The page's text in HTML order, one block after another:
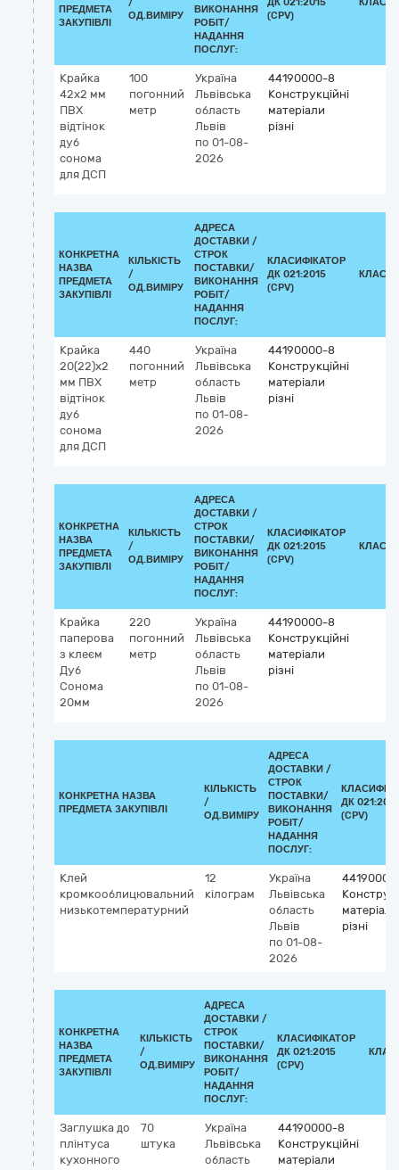
ПРЕДМЕТА
ЗАКУПІВЛІ
ОД.ВИМІРУ
ВИКОНАННЯ
РОБІТ/
НАДАННЯ
ПОСЛУГ:
(CPV)
Крайка
42х2 мм
ПВХ
відтінок
дуб
сонома
для ДСП
100
погонний
метр
Україна
Львівська
область
Львів
по 01-08-
2026
44190000-8
Конструкційні
матеріали
різні
КОНКРЕТНА
НАЗВА
ПРЕДМЕТА
ЗАКУПІВЛІ
КІЛЬКІСТЬ
/
ОД.ВИМІРУ
АДРЕСА
ДОСТАВКИ /
СТРОК
ПОСТАВКИ/
ВИКОНАННЯ
РОБІТ/
НАДАННЯ
ПОСЛУГ:
КЛАСИФІКАТОР
ДК 021:2015
(CPV)
Крайка
20(22)х2
мм ПВХ
відтінок
дуб
сонома
для ДСП
440
погонний
метр
Україна
Львівська
область
Львів
по 01-08-
2026
44190000-8
Конструкційні
матеріали
різні
КОНКРЕТНА
НАЗВА
ПРЕДМЕТА
ЗАКУПІВЛІ
КІЛЬКІСТЬ
/
ОД.ВИМІРУ
АДРЕСА
ДОСТАВКИ /
СТРОК
ПОСТАВКИ/
ВИКОНАННЯ
РОБІТ/
НАДАННЯ
ПОСЛУГ:
КЛАСИФІКАТОР
ДК 021:2015
(CPV)
Крайка
паперова
з клеєм
Дуб
Сонома
20мм
220
погонний
метр
Україна
Львівська
область
Львів
по 01-08-
2026
44190000-8
Конструкційні
матеріали
різні
КОНКРЕТНА НАЗВА
ПРЕДМЕТА ЗАКУПІВЛІ
КІЛЬКІСТЬ
/
ОД.ВИМІРУ
АДРЕСА
ДОСТАВКИ /
СТРОК
ПОСТАВКИ/
ВИКОНАННЯ
РОБІТ/
НАДАННЯ
ПОСЛУГ:
ДК 021:2015
(CPV)
Клей
кромкооблицювальний
низькотемпературний
12
кілограм
Україна
Львівська
область
Львів
по 01-08-
2026
матеріали
різні
КОНКРЕТНА
НАЗВА
ПРЕДМЕТА
ЗАКУПІВЛІ
КІЛЬКІСТЬ
/
ОД.ВИМІРУ
АДРЕСА
ДОСТАВКИ /
СТРОК
ПОСТАВКИ/
ВИКОНАННЯ
РОБІТ/
НАДАННЯ
ПОСЛУГ:
КЛАСИФІКАТОР
ДК 021:2015
(CPV)
Заглушка до
плінтуса
кухонного
70
штука
Україна
Львівська
область
44190000-8
Конструкційні
матеріали